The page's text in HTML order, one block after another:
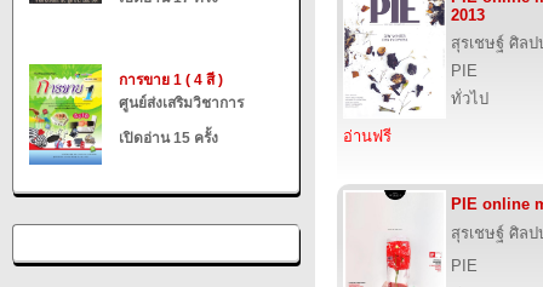
การขาย 1 ( 4 สี )
ศูนย์ส่งเสริมวิชาการ
เปิดอ่าน 15 ครั้ง
2013
สุรเชษฐ์ ศิลป
PIE
ทั่วไป
อ่านฟรี
PIE online
สุรเชษฐ์ ศิลป
PIE